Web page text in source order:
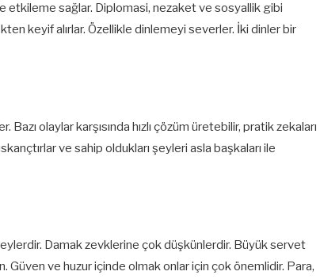
etkileme sağlar. Diplomasi, nezaket ve sosyallik gibi
keyif alırlar. Özellikle dinlemeyi severler. İki dinler bir
olaylar karşısında hızlı çözüm üretebilir, pratik zekaları
ve sahip oldukları şeyleri asla başkaları ile
Damak zevklerine çok düşkünlerdir. Büyük servet
Güven ve huzur içinde olmak onlar için çok önemlidir. Para,